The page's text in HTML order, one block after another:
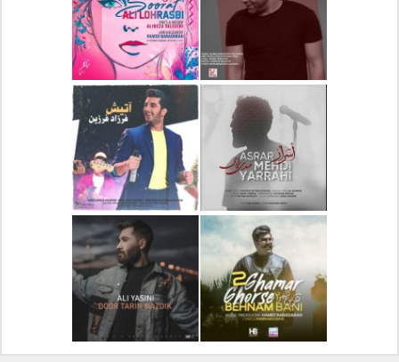
دانلود آهنگ جدید رضا
بهرام بنام نگار
دانلود آهنگ جدید علی
لهراسبی بنام صورت
دانلود آهنگ جدید مهدی
یراحی بنام اسرار
دانلود آهنگ جدید فرزاد
فرزین بنام آتیش